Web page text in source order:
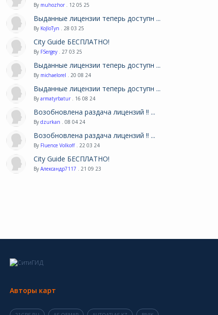
By muhozhor . 12 05 25
Выданные лицензии теперь доступн ...
By KoJIoTyn . 28 03 25
City Guide БЕСПЛАТНО!
By FSergey . 27 03 25
Выданные лицензии теперь доступн ...
By michaelorel . 20 08 24
Выданные лицензии теперь доступн ...
By armatyrbatur . 16 08 24
Возобновлена раздача лицензий !! ...
By dzurkan . 08 04 24
Возобновлена раздача лицензий !! ...
By Fluence Volkoff . 22 03 24
City Guide БЕСПЛАТНО!
By Александр7117 . 21 09 23
Авторы карт